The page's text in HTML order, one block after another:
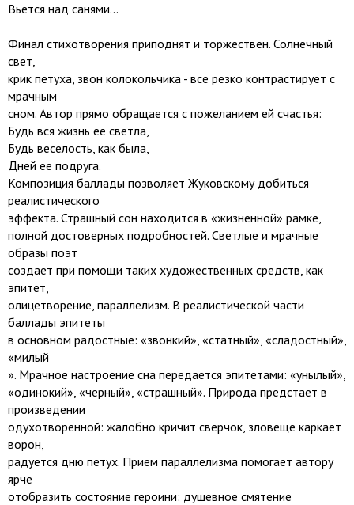
Вьется над санями...
Финал стихотворения приподнят и торжествен. Солнечный
свет,
крик петуха, звон колокольчика - все резко контрастирует с
мрачным
сном. Автор прямо обращается с пожеланием ей счастья:
Будь вся жизнь ее светла,
Будь веселость, как была,
Дней ее подруга.
Композиция баллады позволяет Жуковскому добиться
реалистического
эффекта. Страшный сон находится в «жизненной» рамке,
полной достоверных подробностей. Светлые и мрачные
образы поэт
создает при помощи таких художественных средств, как
эпитет,
олицетворение, параллелизм. В реалистической части
баллады эпитеты
в основном радостные: «звонкий», «статный», «сладостный»,
«милый
». Мрачное настроение сна передается эпитетами: «унылый»,
«одинокий», «черный», «страшный». Природа предстает в
произведении
одухотворенной: жалобно кричит сверчок, зловеще каркает
ворон,
радуется дню петух. Прием параллелизма помогает автору
ярче
отобразить состояние героини: душевное смятение